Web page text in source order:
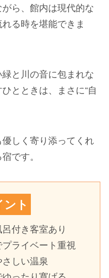
ら、館内は現代的な
る時を堪能できま
と川の音に包まれな
とときは、まさに“自
しく寄り添ってくれ
です。
ト
付き客室あり
ライベート重視
しい温泉